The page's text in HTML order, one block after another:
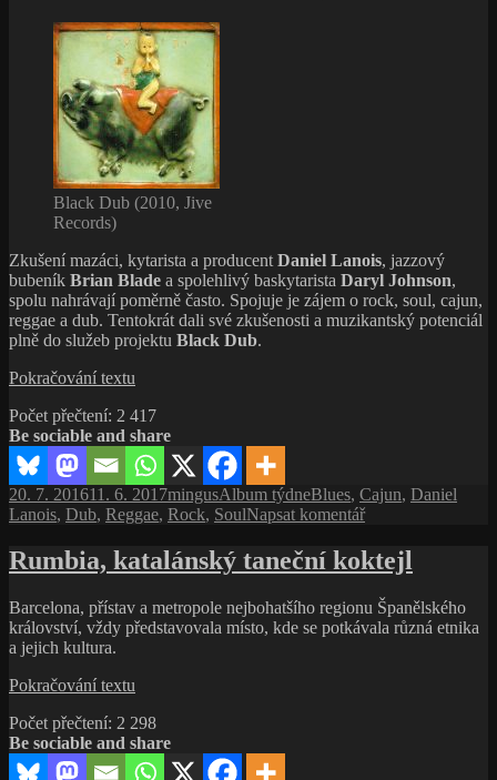
respektovaný
dubový
Black Dub (2010, Jive
Records)
Zkušení mazáci, kytarista a producent Daniel Lanois, jazzový
bubeník Brian Blade a spolehlivý baskytarista Daryl Johnson,
spolu nahrávají poměrně často. Spojuje je zájem o rock, soul, cajun,
reggae a dub. Tentokrát dali své zkušenosti a muzikantský potenciál
plně do služeb projektu Black Dub.
Pokračování textu
eponymní
debut
kapely
okolo
Daniela
Lanoise
Jive)
Počet přečtení: 2 417
Be sociable and share
Publikováno:
20. 7. 201611. 6. 2017Autor:
mingusRubriky:
Album týdneŠtítky:
Blues, Cajun, Daniel
Lanois, Dub, Reggae, Rock, SoulNapsat komentářpro
s
názvem
Black
Dub,
eponymní
Rumbia, katalánský taneční koktejl
Barcelona, přístav a metropole nejbohatšího regionu Španělského
království, vždy představovala místo, kde se potkávala různá etnika
a jejich kultura.
Pokračování textu
taneční
koktejl
Počet přečtení: 2 298
Be sociable and share